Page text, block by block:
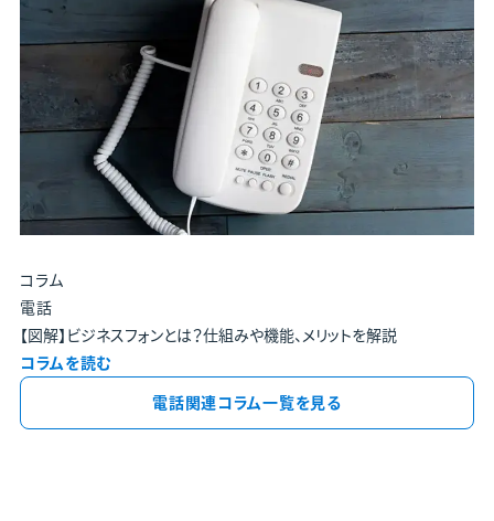
コラム
電話
【図解】ビジネスフォンとは？仕組みや機能、メリットを解説
コラムを読む
電話関連コラム一覧を見る